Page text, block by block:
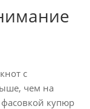
с
чем на
купюр